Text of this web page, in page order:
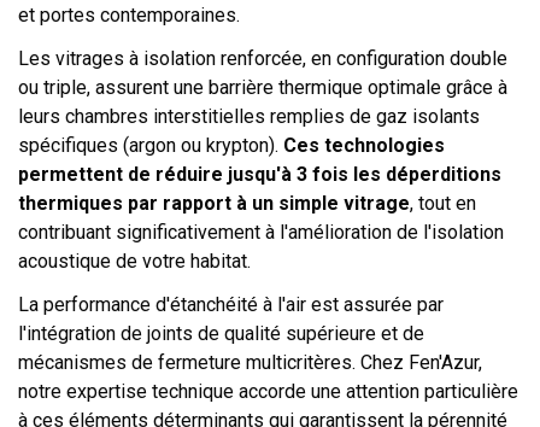
et portes contemporaines.
Les vitrages à isolation renforcée, en configuration double
ou triple, assurent une barrière thermique optimale grâce à
leurs chambres interstitielles remplies de gaz isolants
spécifiques (argon ou krypton). Ces technologies
permettent de réduire jusqu'à 3 fois les déperditions
thermiques par rapport à un simple vitrage, tout en
contribuant significativement à l'amélioration de l'isolation
acoustique de votre habitat.
La performance d'étanchéité à l'air est assurée par
l'intégration de joints de qualité supérieure et de
mécanismes de fermeture multicritères. Chez Fen'Azur,
notre expertise technique accorde une attention particulière
à ces éléments déterminants qui garantissent la pérennité